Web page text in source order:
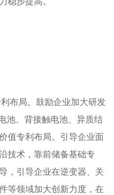
池、背接触电池、异质结
值专利布局。引导企业面
技术，靠前储备基础专
，引导企业在逆变器、关
等领域加大创新力度，在